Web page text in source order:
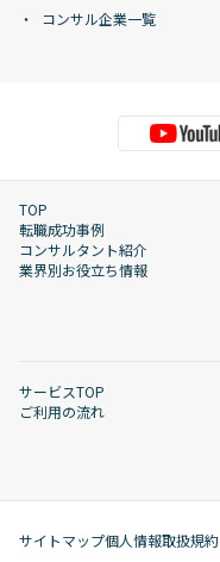
コンサル企業一覧
TOP
転職成功事例
コンサルタント紹介
業界別お役立ち情報
サービスTOP
ご利用の流れ
サイトマップ個人情報取扱規約